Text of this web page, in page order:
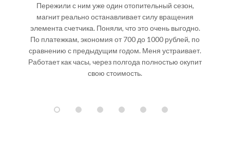
Пережили с ним уже один отопительный сезон,
магнит реально останавливает силу вращения
элемента счетчика. Поняли, что это очень выгодно.
По платежкам, экономия от 700 до 1000 рублей, по
сравнению с предыдущим годом. Меня устраивает.
Работает как часы, через полгода полностью окупит
свою стоимость.